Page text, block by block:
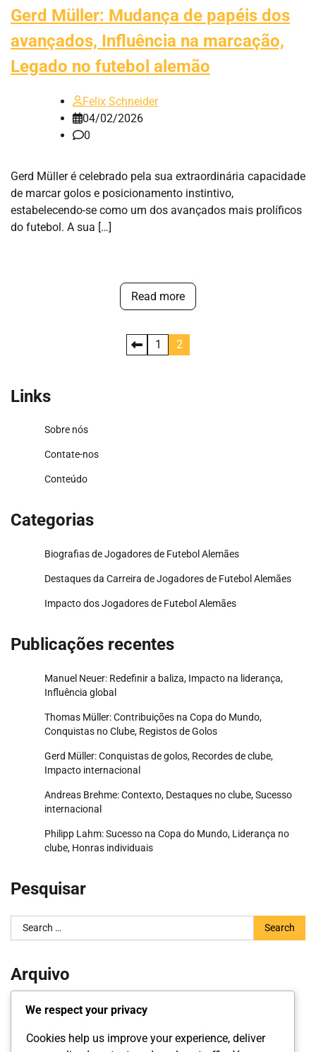
Gerd Müller: Mudança de papéis dos
avançados, Influência na marcação,
Legado no futebol alemão
Felix Schneider
04/02/2026
0
Gerd Müller é celebrado pela sua extraordinária capacidade
de marcar golos e posicionamento instintivo,
estabelecendo-se como um dos avançados mais prolíficos
do futebol. A sua […]
Read more
1 2
Links
Sobre nós
Contate-nos
Conteúdo
Categorias
Biografias de Jogadores de Futebol Alemães
Destaques da Carreira de Jogadores de Futebol Alemães
Impacto dos Jogadores de Futebol Alemães
Publicações recentes
Manuel Neuer: Redefinir a baliza, Impacto na liderança,
Influência global
Thomas Müller: Contribuições na Copa do Mundo,
Conquistas no Clube, Registos de Golos
Gerd Müller: Conquistas de golos, Recordes de clube,
Impacto internacional
Andreas Brehme: Contexto, Destaques no clube, Sucesso
internacional
Philipp Lahm: Sucesso na Copa do Mundo, Liderança no
clube, Honras individuais
Pesquisar
Search
for:
Arquivo
March 2026
February 2026
We respect your privacy
Cookies help us improve your experience, deliver